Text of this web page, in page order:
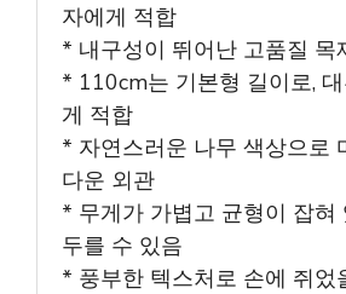
자에게 적합
* 내구성이 뛰어난 고품질 목
* 110cm는 기본형 길이로,
게 적합
* 자연스러운 나무 색상으로
다운 외관
* 무게가 가볍고 균형이 잡혀
두를 수 있음
* 풍부한 텍스처로 손에 쥐었